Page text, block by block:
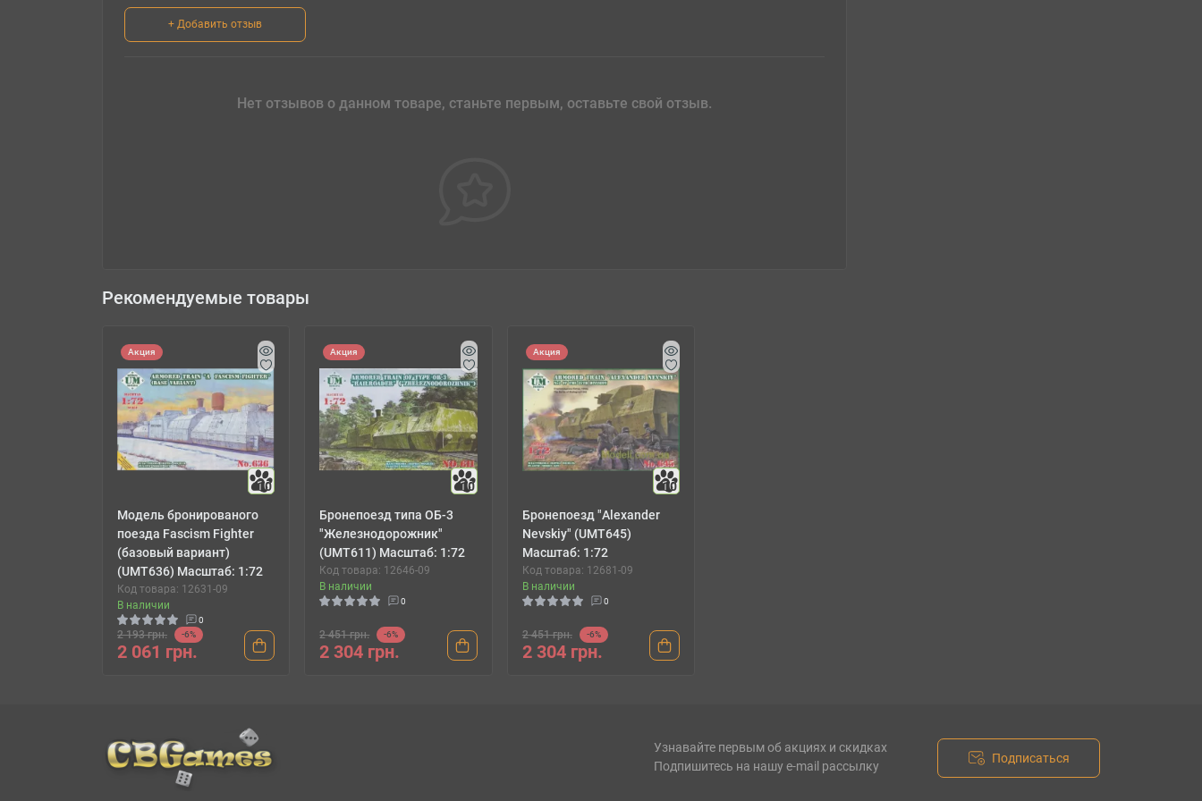
+ Добавить отзыв
Нет отзывов о данном товаре, станьте первым, оставьте свой отзыв.
Рекомендуемые товары
Акция
10
Модель бронированого
поезда Fascism Fighter
(базовый вариант)
(UMT636) Масштаб: 1:72
Код товара: 12631-09
В наличии
0
2 193 грн. -6%
2 061 грн.
Акция
10
Бронепоезд типа ОБ-3
"Железнодорожник"
(UMT611) Масштаб: 1:72
Код товара: 12646-09
В наличии
0
2 451 грн. -6%
2 304 грн.
Акция
10
Бронепоезд "Alexander
Nevskiy" (UMT645)
Масштаб: 1:72
Код товара: 12681-09
В наличии
0
2 451 грн. -6%
2 304 грн.
Узнавайте первым об акциях и скидках
Подпишитесь на нашу e-mail рассылку
Подписаться